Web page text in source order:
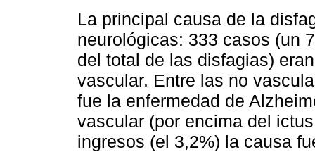
La principal causa de la
neurológicas: 333 casos (un
del total de las disfagias)
vascular. Entre las no
fue la enfermedad de
vascular (por encima del
ingresos (el 3,2%) la causa